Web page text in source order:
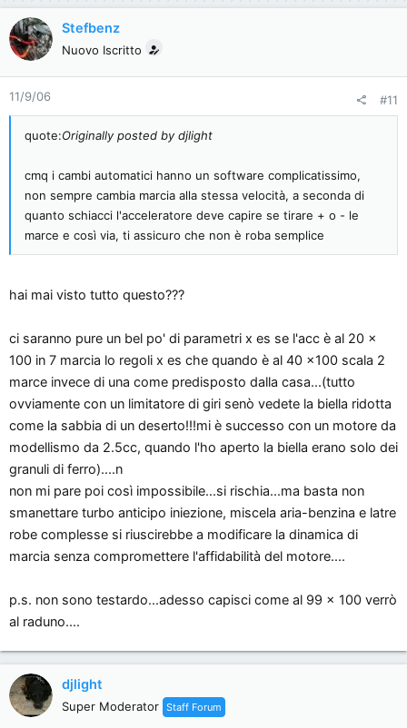
Stefbenz
Nuovo Iscritto
11/9/06 #11
quote:Originally posted by djlight
cmq i cambi automatici hanno un software complicatissimo,
non sempre cambia marcia alla stessa velocità, a seconda di
quanto schiacci l'acceleratore deve capire se tirare + o - le
marce e così via, ti assicuro che non è roba semplice
hai mai visto tutto questo???
ci saranno pure un bel po' di parametri x es se l'acc è al 20 x
100 in 7 marcia lo regoli x es che quando è al 40 x100 scala 2
marce invece di una come predisposto dalla casa...(tutto
ovviamente con un limitatore di giri senò vedete la biella ridotta
come la sabbia di un deserto!!!mi è successo con un motore da
modellismo da 2.5cc, quando l'ho aperto la biella erano solo dei
granuli di ferro)....n
non mi pare poi così impossibile...si rischia...ma basta non
smanettare turbo anticipo iniezione, miscela aria-benzina e latre
robe complesse si riuscirebbe a modificare la dinamica di
marcia senza compromettere l'affidabilità del motore....
p.s. non sono testardo...adesso capisci come al 99 x 100 verrò
al raduno....
djlight
Super Moderator Staff Forum